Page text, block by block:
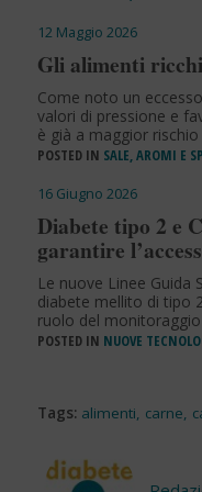
12 Maggio 2026
Gli alimenti
Come noto un
valori di pressione e
è già a maggior
POSTED IN SALE, AROMI E
16 Giugno 2026
Diabete tipo 2 e
garantire
Le nuove Linee Guida
diabete mellito di tipo
ruolo del
POSTED IN NUOVE
Tags: alimenti, carne,